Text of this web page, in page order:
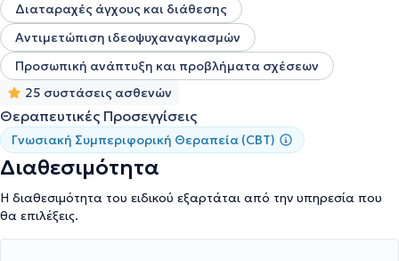
Διαταραχές άγχους και διάθεσης
Αντιμετώπιση ιδεοψυχαναγκασμών
Προσωπική ανάπτυξη και προβλήματα σχέσεων
25 συστάσεις ασθενών
Θεραπευτικές Προσεγγίσεις
Γνωσιακή Συμπεριφορική Θεραπεία (CBT)
Διαθεσιμότητα
Η διαθεσιμότητα του ειδικού εξαρτάται από την υπηρεσία που
θα επιλέξεις.